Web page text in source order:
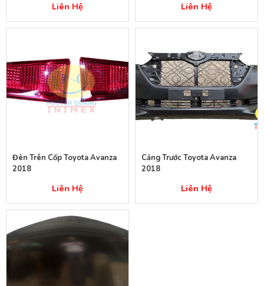
Liên Hệ Liên Hệ
Đèn Trên Cốp Toyota Avanza
2018
Liên Hệ
Cảng Trước Toyota Avanza
2018
Liên Hệ